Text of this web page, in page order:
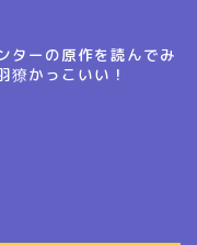
ターの原作を読んでみ
獠かっこいい！